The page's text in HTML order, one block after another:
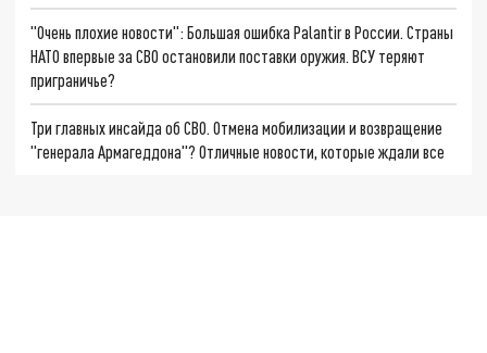
"Очень плохие новости": Большая ошибка Palantir в России. Страны
НАТО впервые за СВО остановили поставки оружия. ВСУ теряют
приграничье?
Три главных инсайда об СВО. Отмена мобилизации и возвращение
"генерала Армагеддона"? Отличные новости, которые ждали все